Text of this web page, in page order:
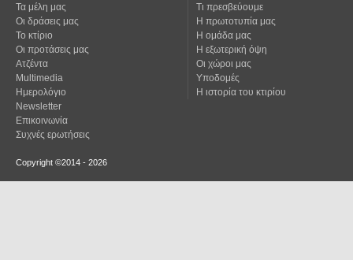
Τα μέλη μας
Οι δράσεις μας
Το κτίριο
Οι προτάσεις μας
Ατζέντα
Multimedia
Ημερολόγιο
Newsletter
Επικοινωνία
Συχνές ερωτήσεις
Τι πρεσβεύουμε
Η πρωτοτυπία μας
Η ομάδα μας
Η εξωτερική όψη
Οι χώροι μας
Υποδομές
Η ιστορία του κτιρίου
Copyright ©2014 - 2026